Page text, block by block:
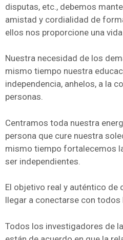
disputas, etc., debemos
amistad y cordialidad de
ellos nos proporcione una
Nuestra necesidad de los
mismo tiempo nuestra
independencia, anhelos, a la
personas.
Centramos toda nuestra
persona que cure nuestra
mismo tiempo fortalecemos
ser independientes.
El objetivo real y auténtico de
llegar a conectarse con todos
Todos los investigadores de